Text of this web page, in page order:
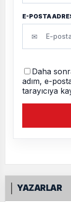
E-POSTA
✉
Daha
adım, e-
tarayıcıya
YAZARLAR